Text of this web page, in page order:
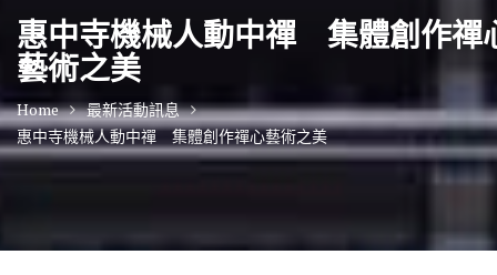
惠中寺機械人動中禪 集體創作禪
藝術之美
Home
最新活動訊息
惠中寺機械人動中禪 集體創作禪心藝術之美